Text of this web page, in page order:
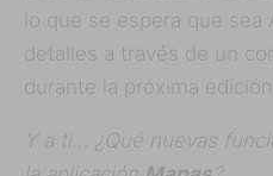
lo que se espera que sea
detalles a través de un
durante la próxima
Y a ti… ¿Qué nuevas